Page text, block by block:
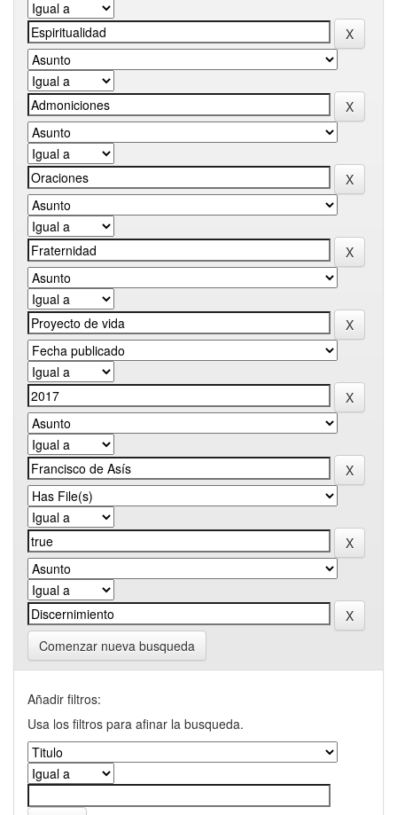
Comenzar nueva busqueda
Añadir filtros:
Usa los filtros para afinar la busqueda.